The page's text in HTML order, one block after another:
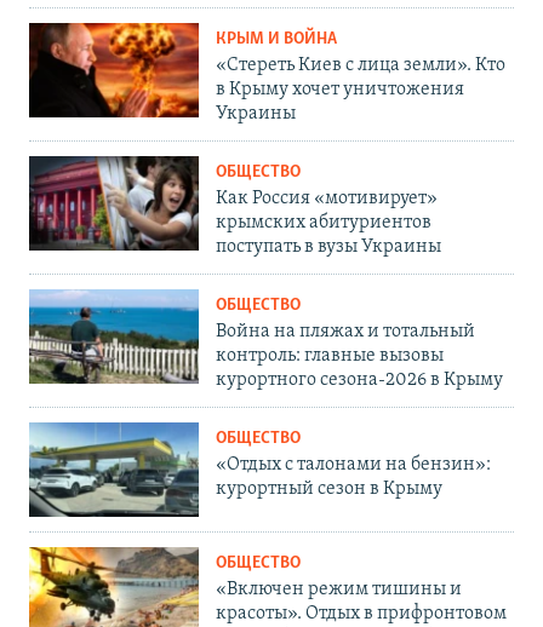
КРЫМ И ВОЙНА
«Стереть Киев с лица земли». Кто
в Крыму хочет уничтожения
Украины
ОБЩЕСТВО
Как Россия «мотивирует»
крымских абитуриентов
поступать в вузы Украины
ОБЩЕСТВО
Война на пляжах и тотальный
контроль: главные вызовы
курортного сезона-2026 в Крыму
ОБЩЕСТВО
«Отдых с талонами на бензин»:
курортный сезон в Крыму
ОБЩЕСТВО
«Включен режим тишины и
красоты». Отдых в прифронтовом